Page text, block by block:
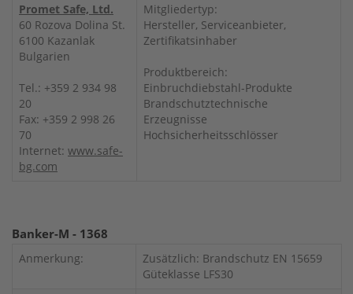
Promet Safe, Ltd.
60 Rozova Dolina St.
6100 Kazanlak
Bulgarien
Tel.: +359 2 934 98
20
Fax: +359 2 998 26
70
Internet: www.safe-
bg.com
Mitgliedertyp:
Hersteller, Serviceanbieter,
Zertifikatsinhaber
Produktbereich:
Einbruchdiebstahl-Produkte
Brandschutztechnische
Erzeugnisse
Hochsicherheitsschlösser
Banker-M - 1368
Anmerkung:
Zusätzlich: Brandschutz EN 15659
Güteklasse LFS30